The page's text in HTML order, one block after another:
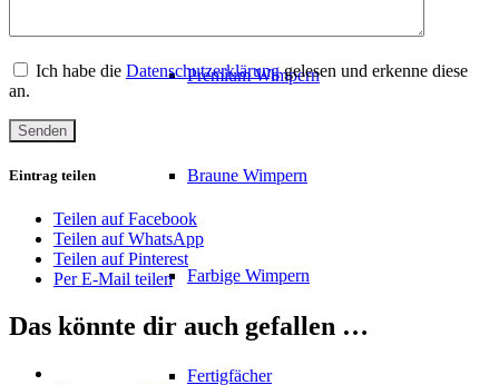
Premium Wimpern
Braune Wimpern
Farbige Wimpern
Fertigfächer
Ich habe die Datenschutzerklärunggelesen und erkenne diese
an.
Eintrag teilen
Teilen auf Facebook
Teilen auf WhatsApp
Teilen auf Pinterest
Per E-Mail teilen
Das könnte dir auch gefallen …